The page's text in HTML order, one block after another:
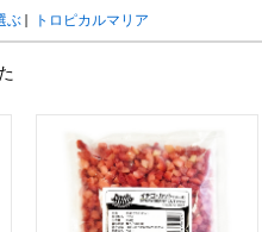
ハーブシロップ かき氷にも
白玉もち・わらび餅 ソー
ぶ| トロピカルマリア